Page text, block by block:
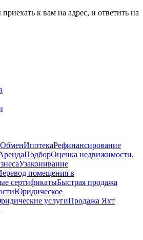
к вам на адрес, и ответить на
ОбменИпотекаРефинансирование
ПодборОценка недвижимости,
Узаконивание
помещения в
сертификатыБыстрая продажа
Юридическое
услугиПродажа Яхт